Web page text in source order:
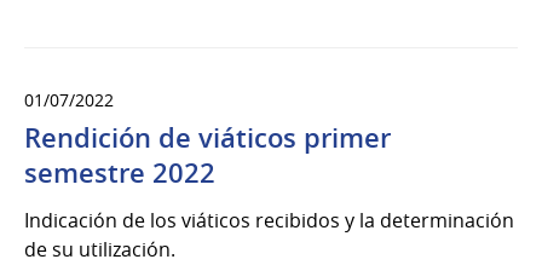
01/07/2022
Rendición de viáticos primer
semestre 2022
Indicación de los viáticos recibidos y la determinación
de su utilización.